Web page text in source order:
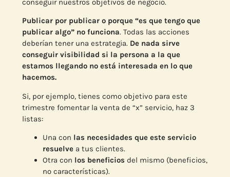
conseguir nuestros objetivos de negocio.
Publicar por publicar o porque “es que tengo que
publicar algo” no funciona. Todas las acciones
deberían tener una estrategia. De nada sirve
conseguir visibilidad si la persona a la que
estamos llegando no está interesada en lo que
hacemos.
Si, por ejemplo, tienes como objetivo para este
trimestre fomentar la venta de “x” servicio, haz 3
listas:
Una con las necesidades que este servicio
resuelvea tus clientes.
Otra con los beneficios del mismo (beneficios,
no características).